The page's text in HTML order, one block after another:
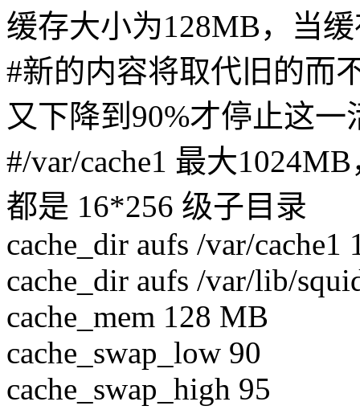
缓存大小为128MB，当
#新的内容将取代旧的而
又下降到90%才停止这一
#/var/cache1 最大
都是 16*256 级子目录
cache_dir aufs /var/cache1
cache_dir aufs /var/lib/
cache_mem 128 MB
cache_swap_low 90
cache_swap_high 95